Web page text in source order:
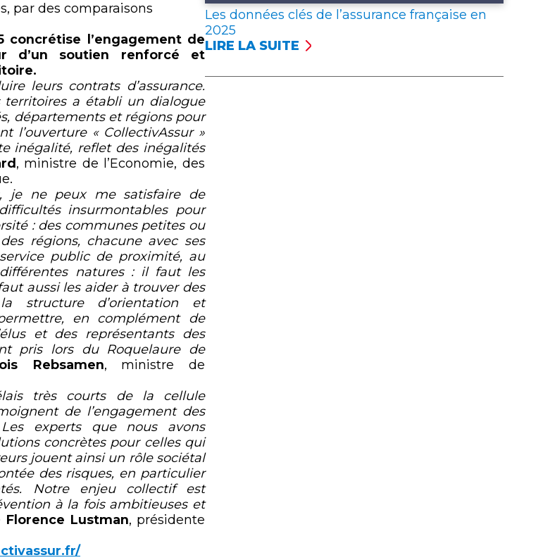
par des comparaisons
concrétise l’engagement de
d’un soutien renforcé et
leurs contrats d’assurance.
territoires a établi un dialogue
départements et régions pour
l’ouverture « CollectivAssur »
inégalité, reflet des inégalités
, ministre de l’Economie, des
je ne peux me satisfaire de
insurmontables pour
: des communes petites ou
régions, chacune avec ses
public de proximité, au
natures : il faut les
aussi les aider à trouver des
la structure d’orientation et
en complément de
et des représentants des
pris lors du Roquelaure de
Rebsamen, ministre de
très courts de la cellule
de l’engagement des
experts que nous avons
concrètes pour celles qui
jouent ainsi un rôle sociétal
des risques, en particulier
Notre enjeu collectif est
à la fois ambitieuses et
Florence Lustman, présidente
Les données clés de l’assurance française en
2025
LIRE LA SUITE
:
CLÉS
DE
L’ASSURANCE
FRANÇAISE
EN